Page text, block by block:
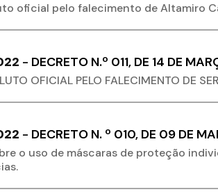
oficial pelo falecimento de Altamiro
- DECRETO N.º 011, DE 14 DE
OFICIAL PELO FALECIMENTO DE
- DECRETO N. º 010, DE 09 DE
o uso de máscaras de proteção